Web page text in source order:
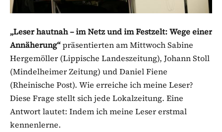
„Leser hautnah – im Netz und im Festzelt: Wege einer
Annäherung“präsentierten am Mittwoch Sabine
Hergemöller (Lippische Landeszeitung), Johann Stoll
(Mindelheimer Zeitung) und Daniel Fiene
(Rheinische Post). Wie erreiche ich meine Leser?
Diese Frage stellt sich jede Lokalzeitung. Eine
Antwort lautet: Indem ich meine Leser erstmal
kennenlerne.